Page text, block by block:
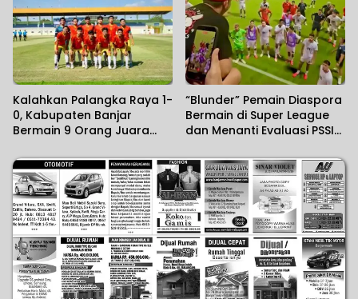
Kalahkan Palangka Raya 1-
0, Kabupaten Banjar
Bermain 9 Orang Juara
Pangdam XXII/KB 2026
“Blunder” Pemain Diaspora
Bermain di Super League
dan Menanti Evaluasi PSSI
AFF